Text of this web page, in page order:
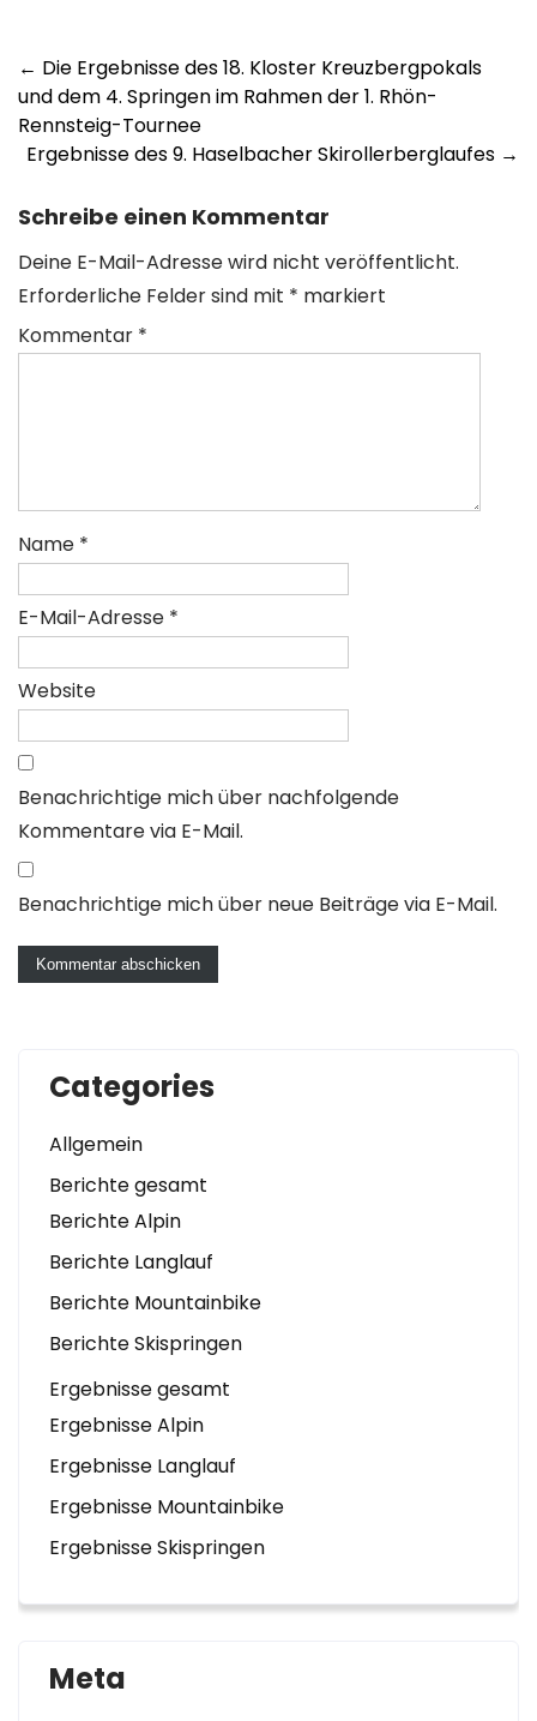
Post
navigation
← Die Ergebnisse des 18. Kloster Kreuzbergpokals
und dem 4. Springen im Rahmen der 1. Rhön-
Rennsteig-Tournee
Ergebnisse des 9. Haselbacher Skirollerberglaufes →
Schreibe einen Kommentar
Deine E-Mail-Adresse wird nicht veröffentlicht.
Erforderliche Felder sind mit * markiert
Kommentar *
Name *
E-Mail-Adresse *
Website
Benachrichtige mich über nachfolgende
Kommentare via E-Mail.
Benachrichtige mich über neue Beiträge via E-Mail.
Categories
Allgemein
Berichte gesamt
Berichte Alpin
Berichte Langlauf
Berichte Mountainbike
Berichte Skispringen
Ergebnisse gesamt
Ergebnisse Alpin
Ergebnisse Langlauf
Ergebnisse Mountainbike
Ergebnisse Skispringen
Meta